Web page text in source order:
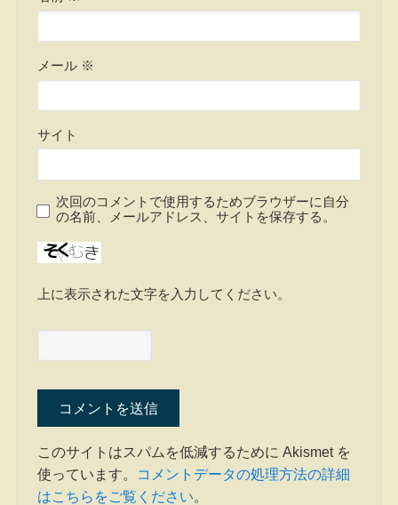
メール ※
サイト
次回のコメントで使用するためブラウザーに自分
の名前、メールアドレス、サイトを保存する。
上に表示された文字を入力してください。
このサイトはスパムを低減するために Akismet を
使っています。
コメントデータの処理方法の詳細
はこちらをご覧ください。